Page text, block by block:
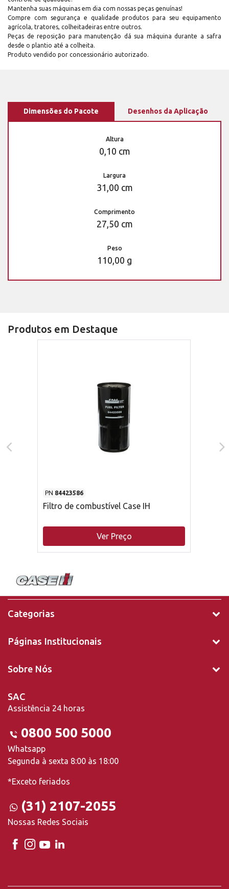
Mantenha suas máquinas em dia com nossas peças genuínas!
Compre com segurança e qualidade produtos para seu equipamento
agrícola, tratores, colheitadeiras entre outros.
Peças de reposição para manutenção dá sua máquina durante a safra
desde o plantio até a colheita.
Produto vendido por concessionário autorizado.
Dimensões do Pacote Desenhos da Aplicação
Altura
0,10 cm
Largura
31,00 cm
Comprimento
27,50 cm
Peso
110,00 g
Produtos em Destaque
PN 84423586
Filtro de combustível Case IH
Ver Preço
Categorias
Páginas Institucionais
Sobre Nós
SAC
Assistência 24 horas
0800 500 5000
Whatsapp
Segunda à sexta 8:00 às 18:00
*Exceto feriados
(31) 2107-2055
Nossas Redes Sociais